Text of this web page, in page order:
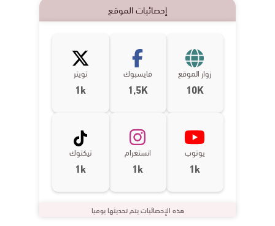
إحصائيات الموقع
زوار الموقع
10K
فايسبوك
1,5K
تويتر
1k
يوتوب
1k
انستغرام
1k
تيكتوك
1k
هذه الإحصائيات يتم تحديثها يوميا